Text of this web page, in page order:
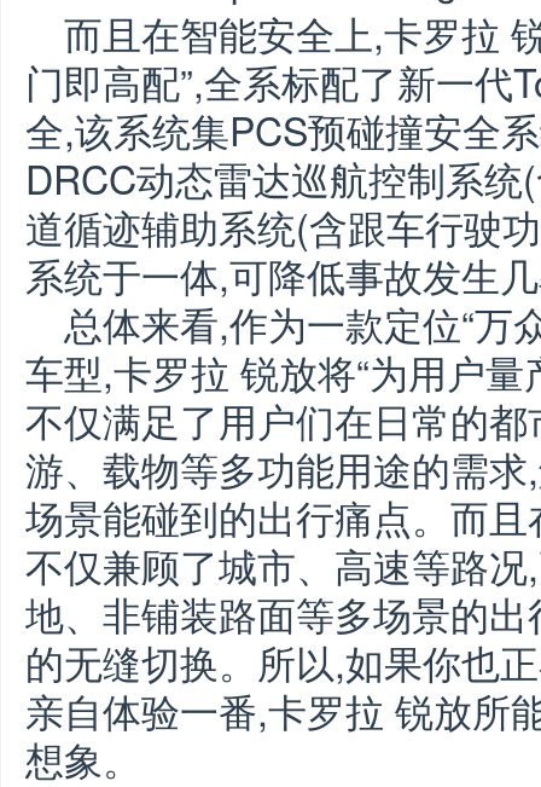
而且在智能安全上,卡罗拉
门即高配”,全系标配了新一代
全,该系统集PCS预碰撞安全
DRCC动态雷达巡航控制系
道循迹辅助系统(含跟车行驶
系统于一体,可降低事故发生
总体来看,作为一款定位“万
车型,卡罗拉 锐放将“为用户
不仅满足了用户们在日常的
游、载物等多功能用途的需
场景能碰到的出行痛点。而
不仅兼顾了城市、高速等路
地、非铺装路面等多场景的
的无缝切换。所以,如果你也
亲自体验一番,卡罗拉 锐放所
想象。